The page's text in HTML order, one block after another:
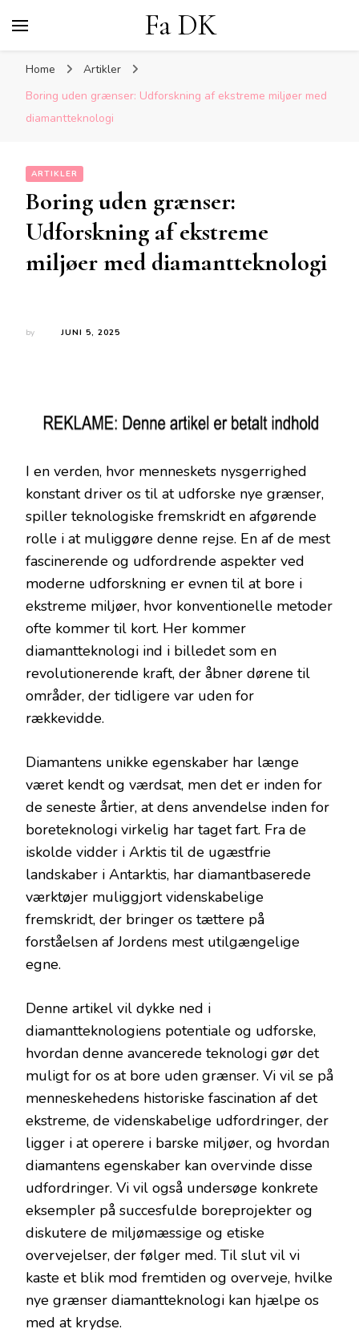
Fa DK
Home
Artikler
Boring uden grænser: Udforskning af ekstreme miljøer med
diamantteknologi
ARTIKLER
Boring uden grænser:
Udforskning af ekstreme
miljøer med diamantteknologi
by JUNI 5, 2025
I en verden, hvor menneskets nysgerrighed
konstant driver os til at udforske nye grænser,
spiller teknologiske fremskridt en afgørende
rolle i at muliggøre denne rejse. En af de mest
fascinerende og udfordrende aspekter ved
moderne udforskning er evnen til at bore i
ekstreme miljøer, hvor konventionelle metoder
ofte kommer til kort. Her kommer
diamantteknologi ind i billedet som en
revolutionerende kraft, der åbner dørene til
områder, der tidligere var uden for
rækkevidde.
Diamantens unikke egenskaber har længe
været kendt og værdsat, men det er inden for
de seneste årtier, at dens anvendelse inden for
boreteknologi virkelig har taget fart. Fra de
iskolde vidder i Arktis til de ugæstfrie
landskaber i Antarktis, har diamantbaserede
værktøjer muliggjort videnskabelige
fremskridt, der bringer os tættere på
forståelsen af Jordens mest utilgængelige
egne.
Denne artikel vil dykke ned i
diamantteknologiens potentiale og udforske,
hvordan denne avancerede teknologi gør det
muligt for os at bore uden grænser. Vi vil se på
menneskehedens historiske fascination af det
ekstreme, de videnskabelige udfordringer, der
ligger i at operere i barske miljøer, og hvordan
diamantens egenskaber kan overvinde disse
udfordringer. Vi vil også undersøge konkrete
eksempler på succesfulde boreprojekter og
diskutere de miljømæssige og etiske
overvejelser, der følger med. Til slut vil vi
kaste et blik mod fremtiden og overveje, hvilke
nye grænser diamantteknologi kan hjælpe os
med at krydse.